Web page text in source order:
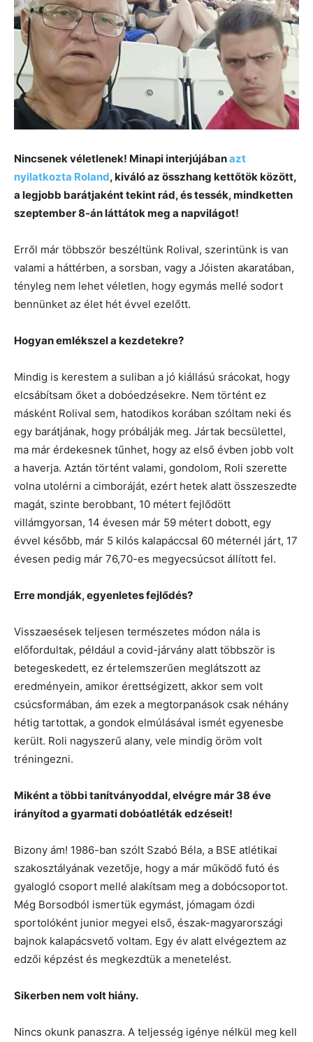
Nincsenek véletlenek! Minapi interjújábanazt
nyilatkozta Roland, kiváló az összhang kettőtök között,
a legjobb barátjaként tekint rád, és tessék, mindketten
szeptember 8-án láttátok meg a napvilágot!
Erről már többször beszéltünk Rolival, szerintünk is van
valami a háttérben, a sorsban, vagy a Jóisten akaratában,
tényleg nem lehet véletlen, hogy egymás mellé sodort
bennünket az élet hét évvel ezelőtt.
Hogyan emlékszel a kezdetekre?
Mindig is kerestem a suliban a jó kiállású srácokat, hogy
elcsábítsam őket a dobóedzésekre. Nem történt ez
másként Rolival sem, hatodikos korában szóltam neki és
egy barátjának, hogy próbálják meg. Jártak becsülettel,
ma már érdekesnek tűnhet, hogy az első évben jobb volt
a haverja. Aztán történt valami, gondolom, Roli szerette
volna utolérni a cimboráját, ezért hetek alatt összeszedte
magát, szinte berobbant, 10 métert fejlődött
villámgyorsan, 14 évesen már 59 métert dobott, egy
évvel később, már 5 kilós kalapáccsal 60 méternél járt, 17
évesen pedig már 76,70-es megyecsúcsot állított fel.
Erre mondják, egyenletes fejlődés?
Visszaesések teljesen természetes módon nála is
előfordultak, például a covid-járvány alatt többször is
betegeskedett, ez értelemszerűen meglátszott az
eredményein, amikor érettségizett, akkor sem volt
csúcsformában, ám ezek a megtorpanások csak néhány
hétig tartottak, a gondok elmúlásával ismét egyenesbe
került. Roli nagyszerű alany, vele mindig öröm volt
tréningezni.
Miként a többi tanítványoddal, elvégre már 38 éve
irányítod a gyarmati dobóatléták edzéseit!
Bizony ám! 1986-ban szólt Szabó Béla, a BSE atlétikai
szakosztályának vezetője, hogy a már működő futó és
gyalogló csoport mellé alakítsam meg a dobócsoportot.
Még Borsodból ismertük egymást, jómagam ózdi
sportolóként junior megyei első, észak-magyarországi
bajnok kalapácsvető voltam. Egy év alatt elvégeztem az
edzői képzést és megkezdtük a menetelést.
Sikerben nem volt hiány.
Nincs okunk panaszra. A teljesség igénye nélkül meg kell